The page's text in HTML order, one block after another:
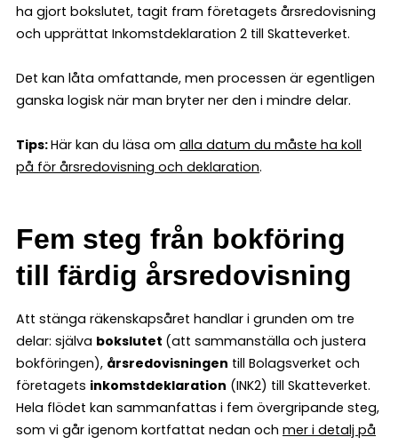
ha gjort bokslutet, tagit fram företagets årsredovisning
och upprättat Inkomstdeklaration 2 till Skatteverket.
Det kan låta omfattande, men processen är egentligen
ganska logisk när man bryter ner den i mindre delar.
Tips:Här kan du läsa om alla datum du måste ha koll
på för årsredovisning och deklaration.
Fem steg från bokföring
till färdig årsredovisning
Att stänga räkenskapsåret handlar i grunden om tre
delar: själva bokslutet (att sammanställa och justera
bokföringen), årsredovisningen till Bolagsverket och
företagets inkomstdeklaration (INK2) till Skatteverket.
Hela flödet kan sammanfattas i fem övergripande steg,
som vi går igenom kortfattat nedan och mer i detalj på